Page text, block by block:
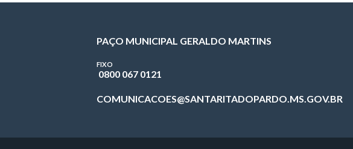
PAÇO MUNICIPAL GERALDO MARTINS
FIXO
0800 067 0121
COMUNICACOES@SANTARITADOPARDO.MS.GOV.BR